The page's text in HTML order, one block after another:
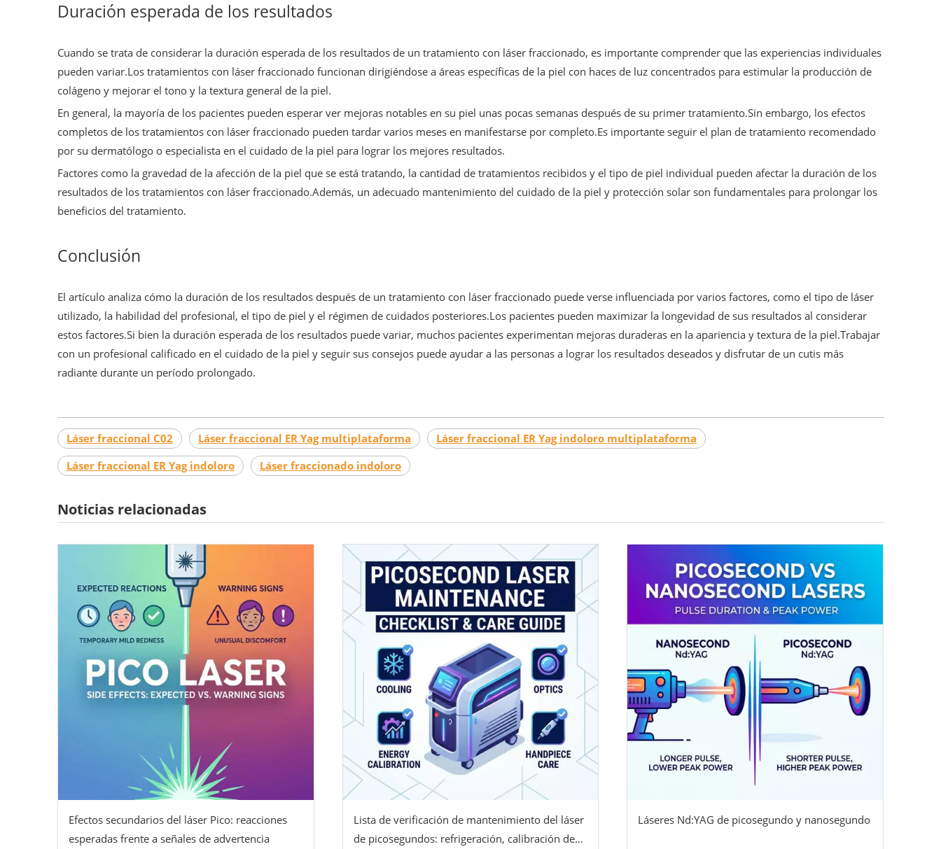
Duración esperada de los resultados
Cuando se trata de considerar la duración esperada de los resultados de un tratamiento con láser fraccionado, es importante comprender que las experiencias individuales
pueden variar.Los tratamientos con láser fraccionado funcionan dirigiéndose a áreas específicas de la piel con haces de luz concentrados para estimular la producción de
colágeno y mejorar el tono y la textura general de la piel.
En general, la mayoría de los pacientes pueden esperar ver mejoras notables en su piel unas pocas semanas después de su primer tratamiento.Sin embargo, los efectos
completos de los tratamientos con láser fraccionado pueden tardar varios meses en manifestarse por completo.Es importante seguir el plan de tratamiento recomendado
por su dermatólogo o especialista en el cuidado de la piel para lograr los mejores resultados.
Factores como la gravedad de la afección de la piel que se está tratando, la cantidad de tratamientos recibidos y el tipo de piel individual pueden afectar la duración de los
resultados de los tratamientos con láser fraccionado.Además, un adecuado mantenimiento del cuidado de la piel y protección solar son fundamentales para prolongar los
beneficios del tratamiento.
Conclusión
El artículo analiza cómo la duración de los resultados después de un tratamiento con láser fraccionado puede verse influenciada por varios factores, como el tipo de láser
utilizado, la habilidad del profesional, el tipo de piel y el régimen de cuidados posteriores.Los pacientes pueden maximizar la longevidad de sus resultados al considerar
estos factores.Si bien la duración esperada de los resultados puede variar, muchos pacientes experimentan mejoras duraderas en la apariencia y textura de la piel.Trabajar
con un profesional calificado en el cuidado de la piel y seguir sus consejos puede ayudar a las personas a lograr los resultados deseados y disfrutar de un cutis más
radiante durante un período prolongado.
Láser fraccional C02 Láser fraccional ER Yag multiplataforma
Láser fraccional ER Yag indoloro multiplataforma
Láser fraccional ER Yag indoloro
Láser fraccionado indoloro
Noticias relacionadas
Efectos secundarios del láser Pico: reacciones
esperadas frente a señales de advertencia
Lista de verificación de mantenimiento del láser
de picosegundos: refrigeración, calibración de
Láseres Nd:YAG de picosegundo y nanosegundo